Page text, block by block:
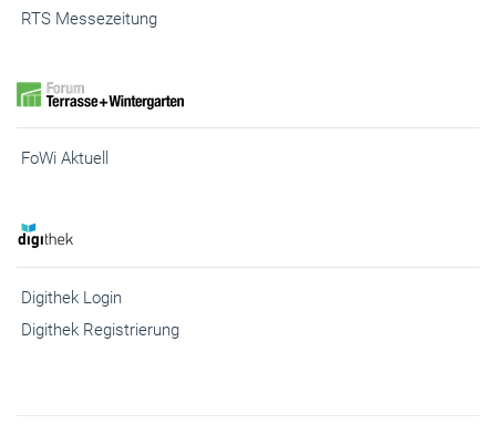
RTS Messezeitung
FoWi Aktuell
Digithek Login
Digithek Registrierung